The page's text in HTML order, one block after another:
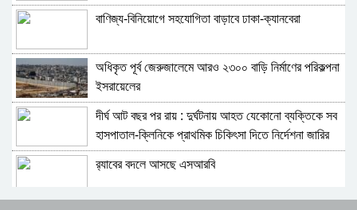
ট্রাম্পের সঙ্গে বৈঠকের প্রস্তুতি নিচ্ছেন জেলেনস্কি
বাংলাদেশসহ ৬০ দেশের পণ্যে যুক্তরাষ্ট্রের নতুন শুল্ক আরোপ
ভেনেজুয়েলার তেল বিক্রির ১৩ বিলিয়ন ডলার কোথায় সরাল
ট্রাম্প প্রশাসন
দুটিও আদালতে কঠিন চ্যালেঞ্জের মুখে পড়বে
বাণিজ্য-বিনিয়োগে সহযোগিতা বাড়াবে ঢাকা-ক্যানবেরা
অধিকৃত পূর্ব জেরুজালেমে আরও ২৩০০ বাড়ি নির্মাণের পরিকল্পনা
ইসরায়েলের
দীর্ঘ আট বছর পর রায় : দুর্ঘটনায় আহত যেকোনো ব্যক্তিকে সব
হাসপাতাল-ক্লিনিকে প্রাথমিক চিকিৎসা দিতে নির্দেশনা জারির
নির্দেশ
র‍্যাবের বদলে আসছে এসআরবি